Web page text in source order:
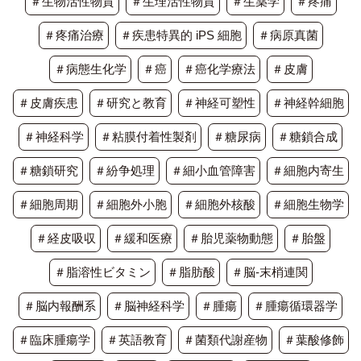
＃疼痛治療 ＃疾患特異的 iPS 細胞 ＃病原真菌
＃病態生化学 ＃癌 ＃癌化学療法 ＃皮膚
＃皮膚疾患 ＃研究と教育 ＃神経可塑性 ＃神経幹細胞
＃神経科学 ＃粘膜付着性製剤 ＃糖尿病 ＃糖鎖合成
＃糖鎖研究 ＃紛争処理 ＃細小血管障害 ＃細胞内寄生
＃細胞周期 ＃細胞外小胞 ＃細胞外核酸 ＃細胞生物学
＃経皮吸収 ＃緩和医療 ＃胎児薬物動態 ＃胎盤
＃脂溶性ビタミン ＃脂肪酸 ＃脳-末梢連関
＃脳内報酬系 ＃脳神経科学 ＃腫瘍 ＃腫瘍循環器学
＃臨床腫瘍学 ＃英語教育 ＃菌類代謝産物 ＃葉酸修飾